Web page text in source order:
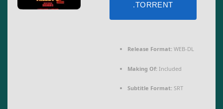
.TORRENT
Release Format: WEB-DL
Making Of: Included
Subtitle Format: SRT